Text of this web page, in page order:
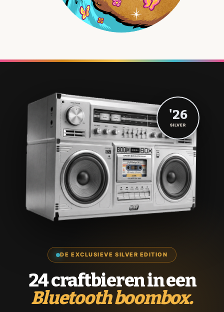
DE EXCLUSIEVE SILVER EDITION
24 craftbieren in een
Bluetooth boombox.
'26
SILVER